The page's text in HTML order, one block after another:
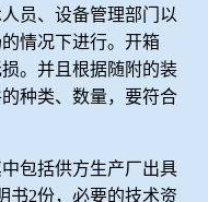
员、设备管理部门以
情况下进行。开箱
。并且根据随附的装
种类、数量，要符合
包括供方生产厂出具
书2份，必要的技术资